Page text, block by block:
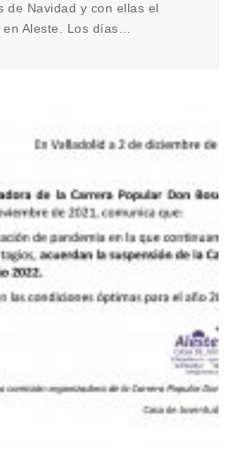
de Navidad y con ellas el
en Aleste. Los días…